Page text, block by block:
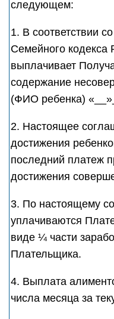
следующем:
1. В соответствии
Семейного
выплачивает
содержание
(ФИО ребенка)
2. Настоящее
достижения
последний платеж
достижения
3. По настоящему
уплачиваются
виде ¼ части
Плательщика.
4. Выплата
числа месяца за